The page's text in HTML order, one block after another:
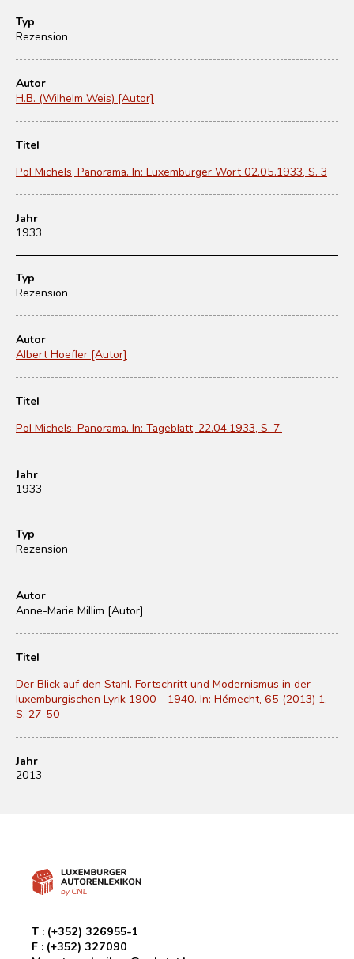
Typ
Rezension
Autor
H.B. (Wilhelm Weis) [Autor]
Titel
Pol Michels, Panorama. In: Luxemburger Wort 02.05.1933, S. 3
Jahr
1933
Typ
Rezension
Autor
Albert Hoefler [Autor]
Titel
Pol Michels: Panorama. In: Tageblatt, 22.04.1933, S. 7.
Jahr
1933
Typ
Rezension
Autor
Anne-Marie Millim [Autor]
Titel
Der Blick auf den Stahl. Fortschritt und Modernismus in der
luxemburgischen Lyrik 1900 - 1940. In: Hémecht, 65 (2013) 1,
S. 27-50
Jahr
2013
T : (+352) 326955-1
F : (+352) 327090